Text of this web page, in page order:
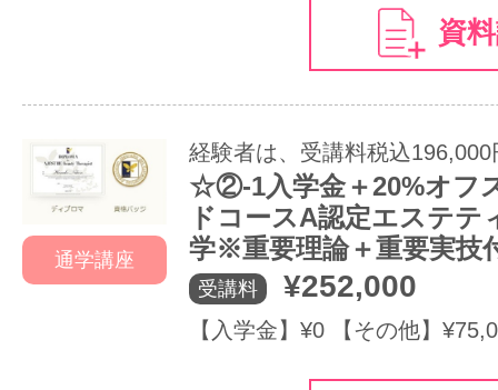
資
通学講座
経験者は、受講料税込196,000
☆②‐1入学金＋20%オフ
ドコースA認定エステテ
学※重要理論＋重要実技
受講料 ¥252,000
【入学金】¥0 【その他】